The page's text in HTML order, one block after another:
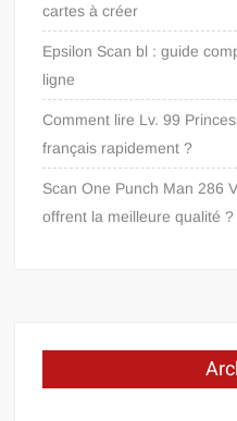
cartes à créer
Epsilon Scan bl : guide
ligne
Comment lire Lv. 99
français rapidement ?
Scan One Punch Man 286
offrent la meilleure qualité ?